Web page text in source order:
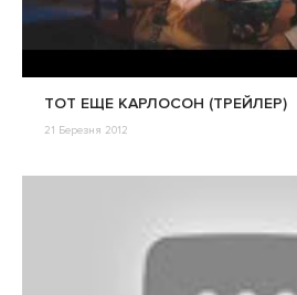
ТОТ ЕЩЕ КАРЛОСОН (ТРЕЙЛЕР)
21 Березня 2012